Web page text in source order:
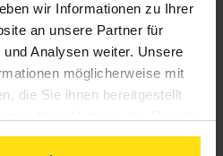
wir Informationen zu Ihrer
an unsere Partner für
Analysen weiter. Unsere
möglicherweise mit
die Sie ihnen bereitgestellt
Sie auf Einverstanden klicken,
gibt
können, dass Sie
Bedarf für eine